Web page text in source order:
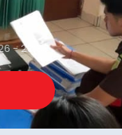
- 23:33